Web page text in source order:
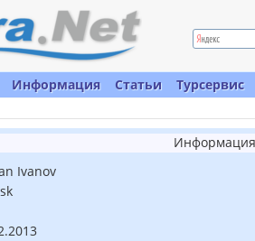
Информация Статьи Турсервис
Ivanov